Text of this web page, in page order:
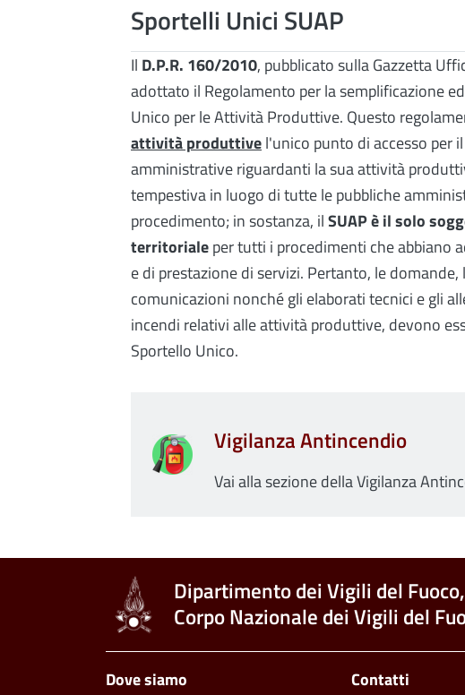
Sportelli Unici SUAP
Il D.P.R. 160/2010, pubblicato sulla Gazzetta
adottato il Regolamento per la semplificazione
Unico per le Attività Produttive. Questo
attività produttivel'unico punto di accesso per
amministrative riguardanti la sua attività
tempestiva in luogo di tutte le pubbliche
procedimento; in sostanza, ilSUAP è il solo
territorialeper tutti i procedimenti che abbiano
e di prestazione di servizi. Pertanto, le
comunicazioni nonché gli elaborati tecnici e gli
incendi relativi alle attività produttive, devono
Sportello Unico.
Vigilanza Antincendio
Vai alla sezione della Vigilanza
Dipartimento dei Vigili del
Corpo Nazionale dei Vigili del
Dove siamo Contatti